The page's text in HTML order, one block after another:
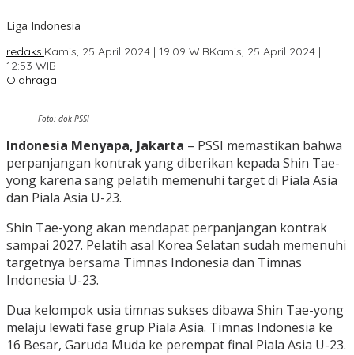
Liga Indonesia
redaksiKamis, 25 April 2024 | 19:09 WIBKamis, 25 April 2024 |
12:53 WIB
Olahraga
Foto: dok PSSI
Indonesia Menyapa, Jakarta – PSSI memastikan bahwa
perpanjangan kontrak yang diberikan kepada Shin Tae-
yong karena sang pelatih memenuhi target di Piala Asia
dan Piala Asia U-23.
Shin Tae-yong akan mendapat perpanjangan kontrak
sampai 2027. Pelatih asal Korea Selatan sudah memenuhi
targetnya bersama Timnas Indonesia dan Timnas
Indonesia U-23.
Dua kelompok usia timnas sukses dibawa Shin Tae-yong
melaju lewati fase grup Piala Asia. Timnas Indonesia ke
16 Besar, Garuda Muda ke perempat final Piala Asia U-23.